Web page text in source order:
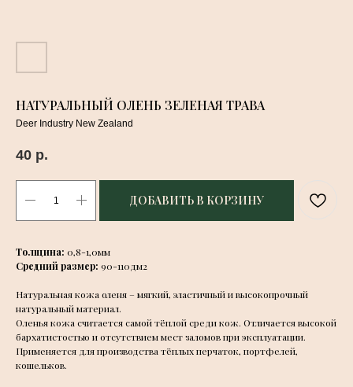
НАТУРАЛЬНЫЙ ОЛЕНЬ ЗЕЛЕНАЯ ТРАВА
Deer Industry New Zealand
40 р.
ДОБАВИТЬ В КОРЗИНУ
Толщина: 0,8-1,0мм
Средний размер: 90-110дм2
Натуральная кожа оленя – мягкий, эластичный и высокопрочный
натуральный материал.
Оленья кожа считается самой тёплой среди кож. Отличается высокой
бархатистостью и отсутствием мест заломов при эксплуатации.
Применяется для производства тёплых перчаток, портфелей,
кошельков.